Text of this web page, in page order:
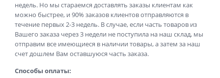
недель. Но мы стараемся доставлять заказы клиентам как
можно быстрее, и 90% заказов клиентов отправляются в
течение первых 2-3 недель. В случае, если часть товаров из
Вашего заказа через 3 недели не поступила на наш склад, мы
отправим все имеющиеся в наличии товары, а затем за наш
счет дошлем Вам оставшуюся часть заказа.
Способы оплаты: